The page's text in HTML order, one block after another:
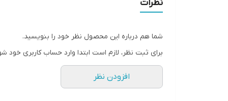
فاقد دوربین
صفحه نمایش TFT
اندازه صفحه نمایش 1.8اینچ
نظرات
شما هم درباره این محصول نظر خود را بنویسید.
برای ثبت نظر، لازم است ابتدا وارد حساب کاربری خود
افزودن نظر